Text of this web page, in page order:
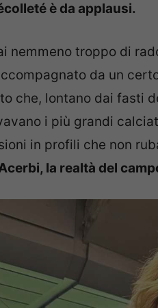
è da applausi.
nemmeno troppo di
da un
che, lontano dai fasti
i più grandi
in profili che non
la realtà del